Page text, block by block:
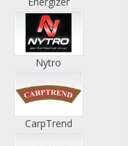
Nytro
CarpTrend